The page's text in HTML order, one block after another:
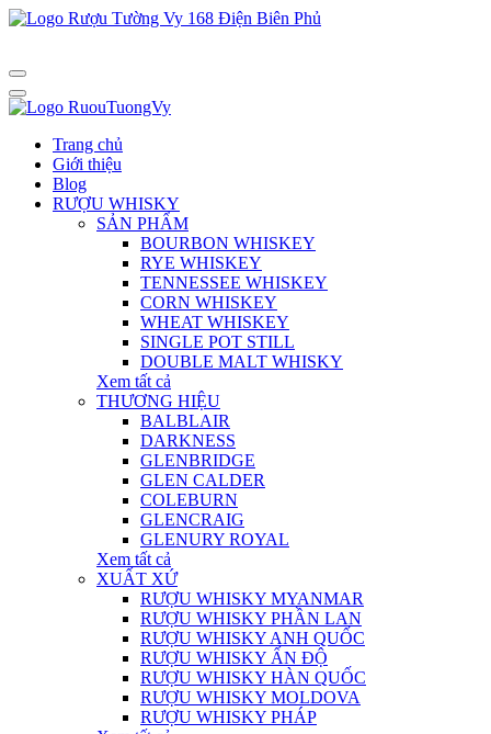
Trang chủ
Giới thiệu
Blog
RƯỢU WHISKY
SẢN PHẨM
BOURBON WHISKEY
RYE WHISKEY
TENNESSEE WHISKEY
CORN WHISKEY
WHEAT WHISKEY
SINGLE POT STILL
DOUBLE MALT WHISKY
Xem tất cả
THƯƠNG HIỆU
BALBLAIR
DARKNESS
GLENBRIDGE
GLEN CALDER
COLEBURN
GLENCRAIG
GLENURY ROYAL
Xem tất cả
XUẤT XỨ
RƯỢU WHISKY MYANMAR
RƯỢU WHISKY PHẦN LAN
RƯỢU WHISKY ANH QUỐC
RƯỢU WHISKY ẤN ĐỘ
RƯỢU WHISKY HÀN QUỐC
RƯỢU WHISKY MOLDOVA
RƯỢU WHISKY PHÁP